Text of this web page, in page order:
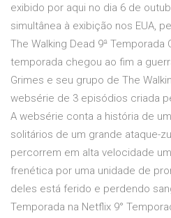
exibido por aqui no dia 6 de
simultânea à exibição nos EUA,
The Walking Dead 9ª Temporada
temporada chegou ao fim a
Grimes e seu grupo de The
websérie de 3 episódios criada
A websérie conta a história de
solitários de um grande ataque-
percorrem em alta velocidade
frenética por uma unidade de
deles está ferido e perdendo
Temporada na Netflix 9°